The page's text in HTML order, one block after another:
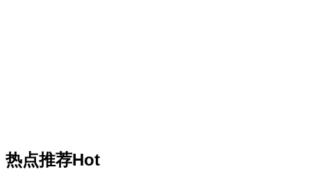
热点推荐Hot